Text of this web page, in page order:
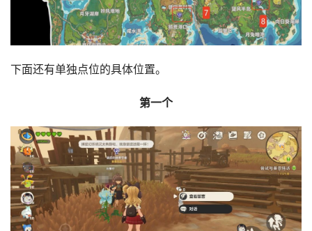
下面还有单独点位的具体位置。
第一个